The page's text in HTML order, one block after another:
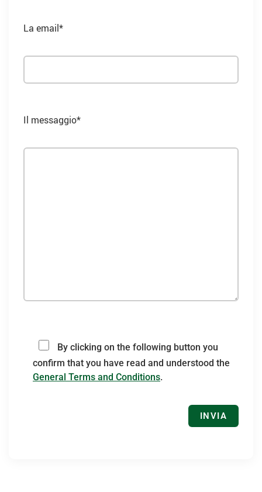
La email*
Il messaggio*
Si prega di lasciare vuoto questo campo.
Si prega di lasciare vuoto questo campo.
By clicking on the following button you
confirm that you have read and understood the
General Terms and Conditions.